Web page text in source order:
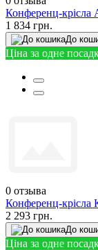
Конференц-крісла
1 834 грн.
До
Ціна за одне
0 отзыва
Конференц-крісла
2 293 грн.
До
Ціна за одне